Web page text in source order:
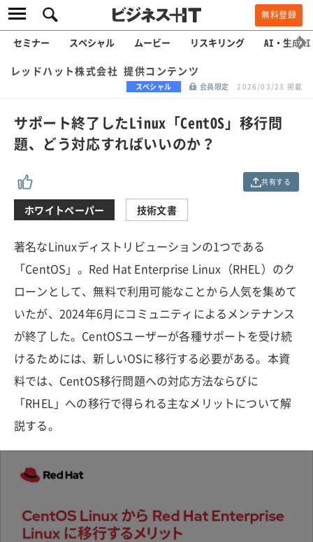
無料登録
セミナー スペシャル ムービー リスキリング AI・生成AI
レッドハット株式会社 提供コンテンツ
スペシャル 会員限定 2026/03/23 掲載
サポート終了したLinux「CentOS」移行問
題、どう対応すればいいのか？
共有する
ホワイトペーパー 技術文書
著名なLinuxディストリビューションの1つである
「CentOS」。Red Hat Enterprise Linux（RHEL）のク
ローンとして、無料で利用可能なことから人気を集めて
いたが、2024年6月にコミュニティによるメンテナンス
が終了した。CentOSユーザーが各種サポートを受け続
けるためには、新しいOSに移行する必要がある。本資
料では、CentOS移行問題への対応方法ならびに
「RHEL」への移行で得られる主なメリットについて解
説する。